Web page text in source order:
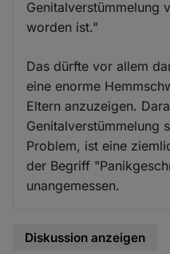
Genitalverstümmelung
worden ist."
Das dürfte vor allem
eine enorme
Eltern anzuzeigen.
Genitalverstümmelung
Problem, ist eine
der Begriff
unangemessen.
Diskussion anzeigen